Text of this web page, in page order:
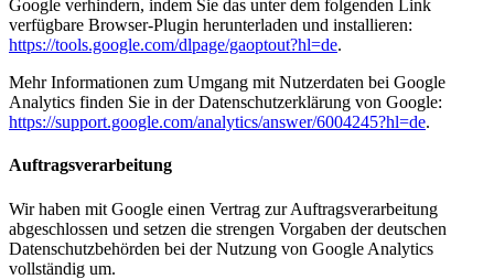
Google verhindern, indem Sie das unter dem folgenden Link
verfügbare Browser-Plugin herunterladen und installieren:
https://tools.google.com/dlpage/gaoptout?hl=de.
Mehr Informationen zum Umgang mit Nutzerdaten bei Google
Analytics finden Sie in der Datenschutzerklärung von Google:
https://support.google.com/analytics/answer/6004245?hl=de.
Auftragsverarbeitung
Wir haben mit Google einen Vertrag zur Auftragsverarbeitung
abgeschlossen und setzen die strengen Vorgaben der deutschen
Datenschutzbehörden bei der Nutzung von Google Analytics
vollständig um.